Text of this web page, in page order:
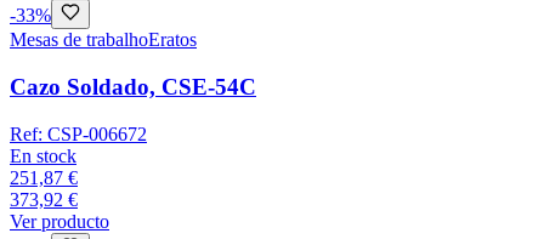
-33%
Mesas de trabalhoEratos
Cazo Soldado, CSE-54C
Ref: CSP-006672
En stock
251,87 €
373,92 €
Ver producto